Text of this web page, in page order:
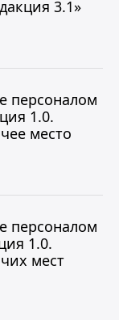
3.1»
персоналом
1.0.
место
персоналом
1.0.
мест